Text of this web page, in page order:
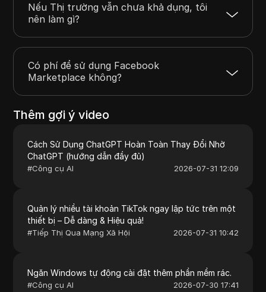
Nếu Thị trường vẫn chưa khả dụng, tôi
nên làm gì?
Có phí để sử dụng Facebook
Marketplace không?
Thêm gợi ý video
Cách Sử Dụng ChatGPT Hoàn Toàn Thay Đổi Nhờ
ChatGPT (hướng dẫn đầy đủ)
#Công cụ AI 2026-07-31 12:09
Quản lý nhiều tài khoản TikTok ngay lập tức trên một
thiết bị – Dễ dàng & Hiệu quả!
#Tiếp Thị Qua Mạng Xã Hội 2026-07-31 10:42
Ngăn Windows tự động cài đặt thêm phần mềm rác.
#Công cụ AI 2026-07-30 17:41